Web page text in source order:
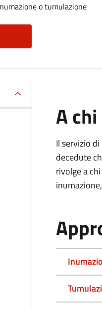
o tumulazione
A
Il servizio
decedute
rivolge a